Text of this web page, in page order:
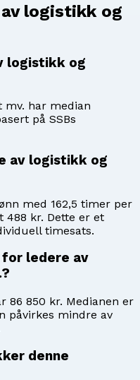
logistikk og
logistikk og
mv. har median
på SSBs
av logistikk og
med 162,5 timer per
kr. Dette er et
timesats.
for ledere av
86 850 kr. Medianen er
påvirkes mindre av
denne